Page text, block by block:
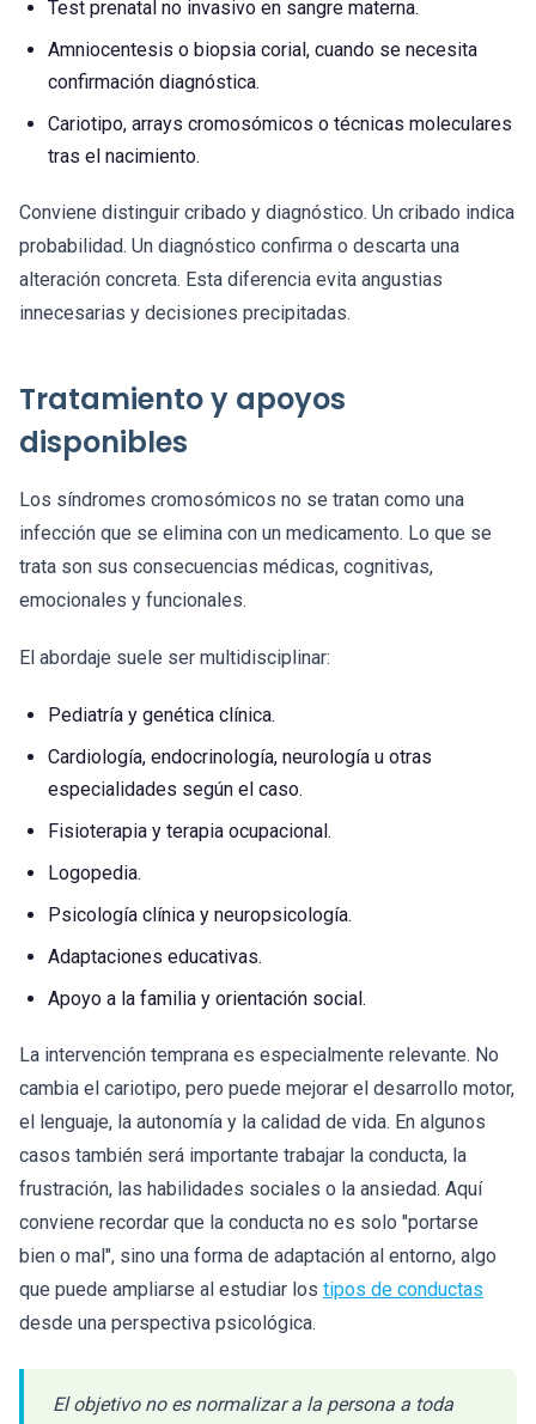
Test prenatal no invasivo en sangre materna.
Amniocentesis o biopsia corial, cuando se necesita
confirmación diagnóstica.
Cariotipo, arrays cromosómicos o técnicas moleculares
tras el nacimiento.
Conviene distinguir cribado y diagnóstico. Un cribado indica
probabilidad. Un diagnóstico confirma o descarta una
alteración concreta. Esta diferencia evita angustias
innecesarias y decisiones precipitadas.
Tratamiento y apoyos
disponibles
Los síndromes cromosómicos no se tratan como una
infección que se elimina con un medicamento. Lo que se
trata son sus consecuencias médicas, cognitivas,
emocionales y funcionales.
El abordaje suele ser multidisciplinar:
Pediatría y genética clínica.
Cardiología, endocrinología, neurología u otras
especialidades según el caso.
Fisioterapia y terapia ocupacional.
Logopedia.
Psicología clínica y neuropsicología.
Adaptaciones educativas.
Apoyo a la familia y orientación social.
La intervención temprana es especialmente relevante. No
cambia el cariotipo, pero puede mejorar el desarrollo motor,
el lenguaje, la autonomía y la calidad de vida. En algunos
casos también será importante trabajar la conducta, la
frustración, las habilidades sociales o la ansiedad. Aquí
conviene recordar que la conducta no es solo "portarse
bien o mal", sino una forma de adaptación al entorno, algo
que puede ampliarse al estudiar los tipos de conductas
desde una perspectiva psicológica.
El objetivo no es normalizar a la persona a toda